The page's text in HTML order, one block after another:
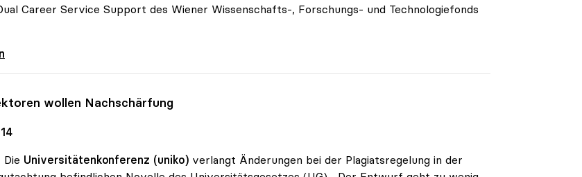
Career Service Support des Wiener Wissenschafts-, Forschungs- und Technologiefonds
Career Service für
wollen Nachschärfung
Universitätenkonferenz (uniko) verlangt Änderungen bei der Plagiatsregelung in der